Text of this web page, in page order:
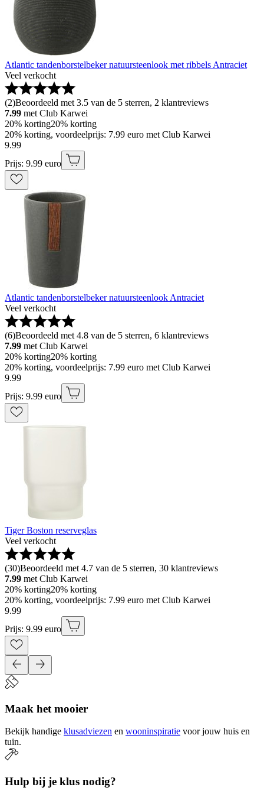
Atlantic tandenborstelbeker natuursteenlook met ribbels Antraciet
Veel verkocht
(2)Beoordeeld met 3.5 van de 5 sterren, 2 klantreviews
7.99 met Club Karwei
20% korting20% korting
20% korting, voordeelprijs: 7.99 euro met Club Karwei
9.99
Prijs: 9.99 euro
Atlantic tandenborstelbeker natuursteenlook Antraciet
Veel verkocht
(6)Beoordeeld met 4.8 van de 5 sterren, 6 klantreviews
7.99 met Club Karwei
20% korting20% korting
20% korting, voordeelprijs: 7.99 euro met Club Karwei
9.99
Prijs: 9.99 euro
Tiger Boston reserveglas
Veel verkocht
(30)Beoordeeld met 4.7 van de 5 sterren, 30 klantreviews
7.99 met Club Karwei
20% korting20% korting
20% korting, voordeelprijs: 7.99 euro met Club Karwei
9.99
Prijs: 9.99 euro
Maak het mooier
Bekijk handige klusadviezen en wooninspiratie voor jouw huis en
tuin.
Hulp bij je klus nodig?